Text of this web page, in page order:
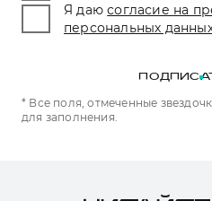
Я даю согласие на
персональных
* Все поля, отмеченные
для заполнения.